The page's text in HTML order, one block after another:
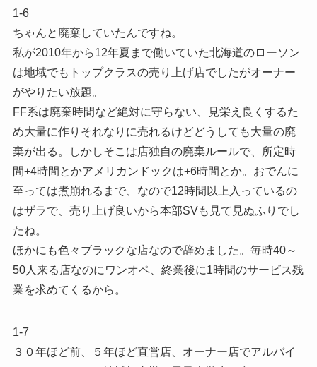
1-6
ちゃんと廃棄していたんですね。
私が2010年から12年夏まで働いていた北海道のローソン
は地域でもトップクラスの売り上げ店でしたがオーナー
がやりたい放題。
FF系は廃棄時間など絶対に守らない、見栄え良くするた
め大量に作りそれなりに売れるけどどうしても大量の廃
棄が出る。しかしそこは店独自の廃棄ルールで、所定時
間+4時間とかアメリカンドックは+6時間とか。おでんに
至っては煮崩れるまで、なので12時間以上入っているの
はザラで、売り上げ良いから本部SVも見て見ぬふりでし
たね。
ほかにも色々ブラックな店なので辞めました。毎時40～
50人来る店なのにワンオペ、終業後に1時間のサービス残
業を求めてくるから。
1-7
３０年ほど前、５年ほど直営店、オーナー店でアルバイ